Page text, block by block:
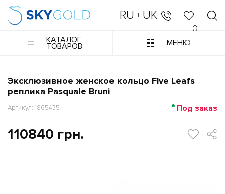
RU | UK
0
КАТАЛОГ
ТОВАРОВ МЕНЮ
Эксклюзивное женское кольцо Five Leafs
реплика Pasquale Bruni
Артикул: 1865435 Под заказ
110840 грн.